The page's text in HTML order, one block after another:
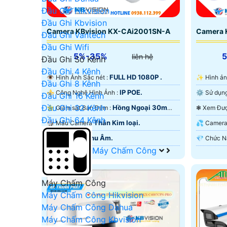
Đầu Ghi Hikvision
Đầu Ghi Kbvision
Đầu Ghi Vantech
Đầu Ghi Wifi
Đầu Ghi Số Kênh
Đầu Ghi 4 Kênh
Đầu Ghi 8 Kênh
Đầu Ghi 16 Kênh
Đầu Ghi 32 Kênh
Đầu Ghi 64 Kênh
Máy Chấm Công
Máy Chấm Công
Máy Chấm Công Hikvision
Máy Chấm Công Dahua
Máy Chấm Công Kbvision
Camera KBvision KX-CAi2001SN-A
5%-35% liên hệ
👁 Hình Ảnh Sắc nét : FULL HD 1080P .
⚜️ Công Nghệ Hình Ảnh : IP POE.
⭐ Giám sát Ban Đêm : Hồng Ngoại 30m
Hồng Ngoại Smart IR.
🎲 Mẫu CameraThân Kim loại.
️➲ Khả Năng :Thu Âm.
Camera
✨ Hình
Hồng
💦